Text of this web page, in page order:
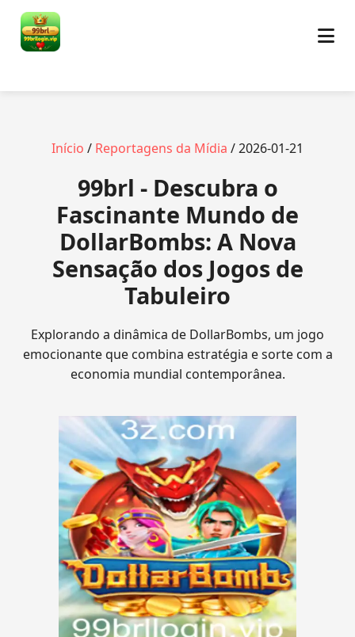
Início / Reportagens da Mídia / 2026-01-21
99brl - Descubra o
Fascinante Mundo de
DollarBombs: A Nova
Sensação dos Jogos de
Tabuleiro
Explorando a dinâmica de DollarBombs, um jogo
emocionante que combina estratégia e sorte com a
economia mundial contemporânea.